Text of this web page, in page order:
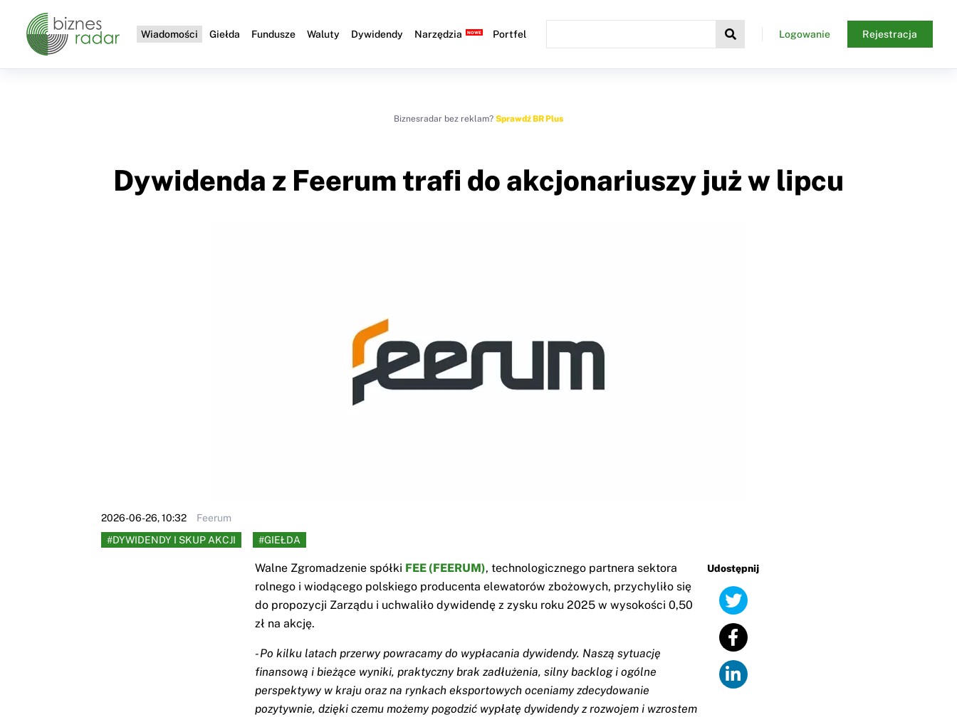
Wiadomości Giełda Fundusze Waluty Dywidendy Narzędzia Portfel Logowanie Rejestracja
Biznesradar bez reklam? Sprawdź BR Plus
Dywidenda z Feerum trafi do akcjonariuszy już w lipcu
2026-06-26, 10:32
Feerum
#DYWIDENDY I SKUP AKCJI
#GIEŁDA
Udostępnij
Walne Zgromadzenie spółki FEE (FEERUM), technologicznego partnera sektora
rolnego i wiodącego polskiego producenta elewatorów zbożowych, przychyliło się
do propozycji Zarządu i uchwaliło dywidendę z zysku roku 2025 w wysokości 0,50
zł na akcję.
- Po kilku latach przerwy powracamy do wypłacania dywidendy. Naszą sytuację
finansową i bieżące wyniki, praktyczny brak zadłużenia, silny backlog i ogólne
perspektywy w kraju oraz na rynkach eksportowych oceniamy zdecydowanie
pozytywnie, dzięki czemu możemy pogodzić wypłatę dywidendy z rozwojem i wzrostem